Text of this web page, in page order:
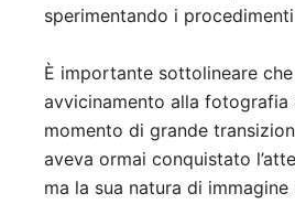
sperimentando i
È importante sottolineare
avvicinamento alla fotografia
momento di grande
aveva ormai conquistato
ma la sua natura di immagine